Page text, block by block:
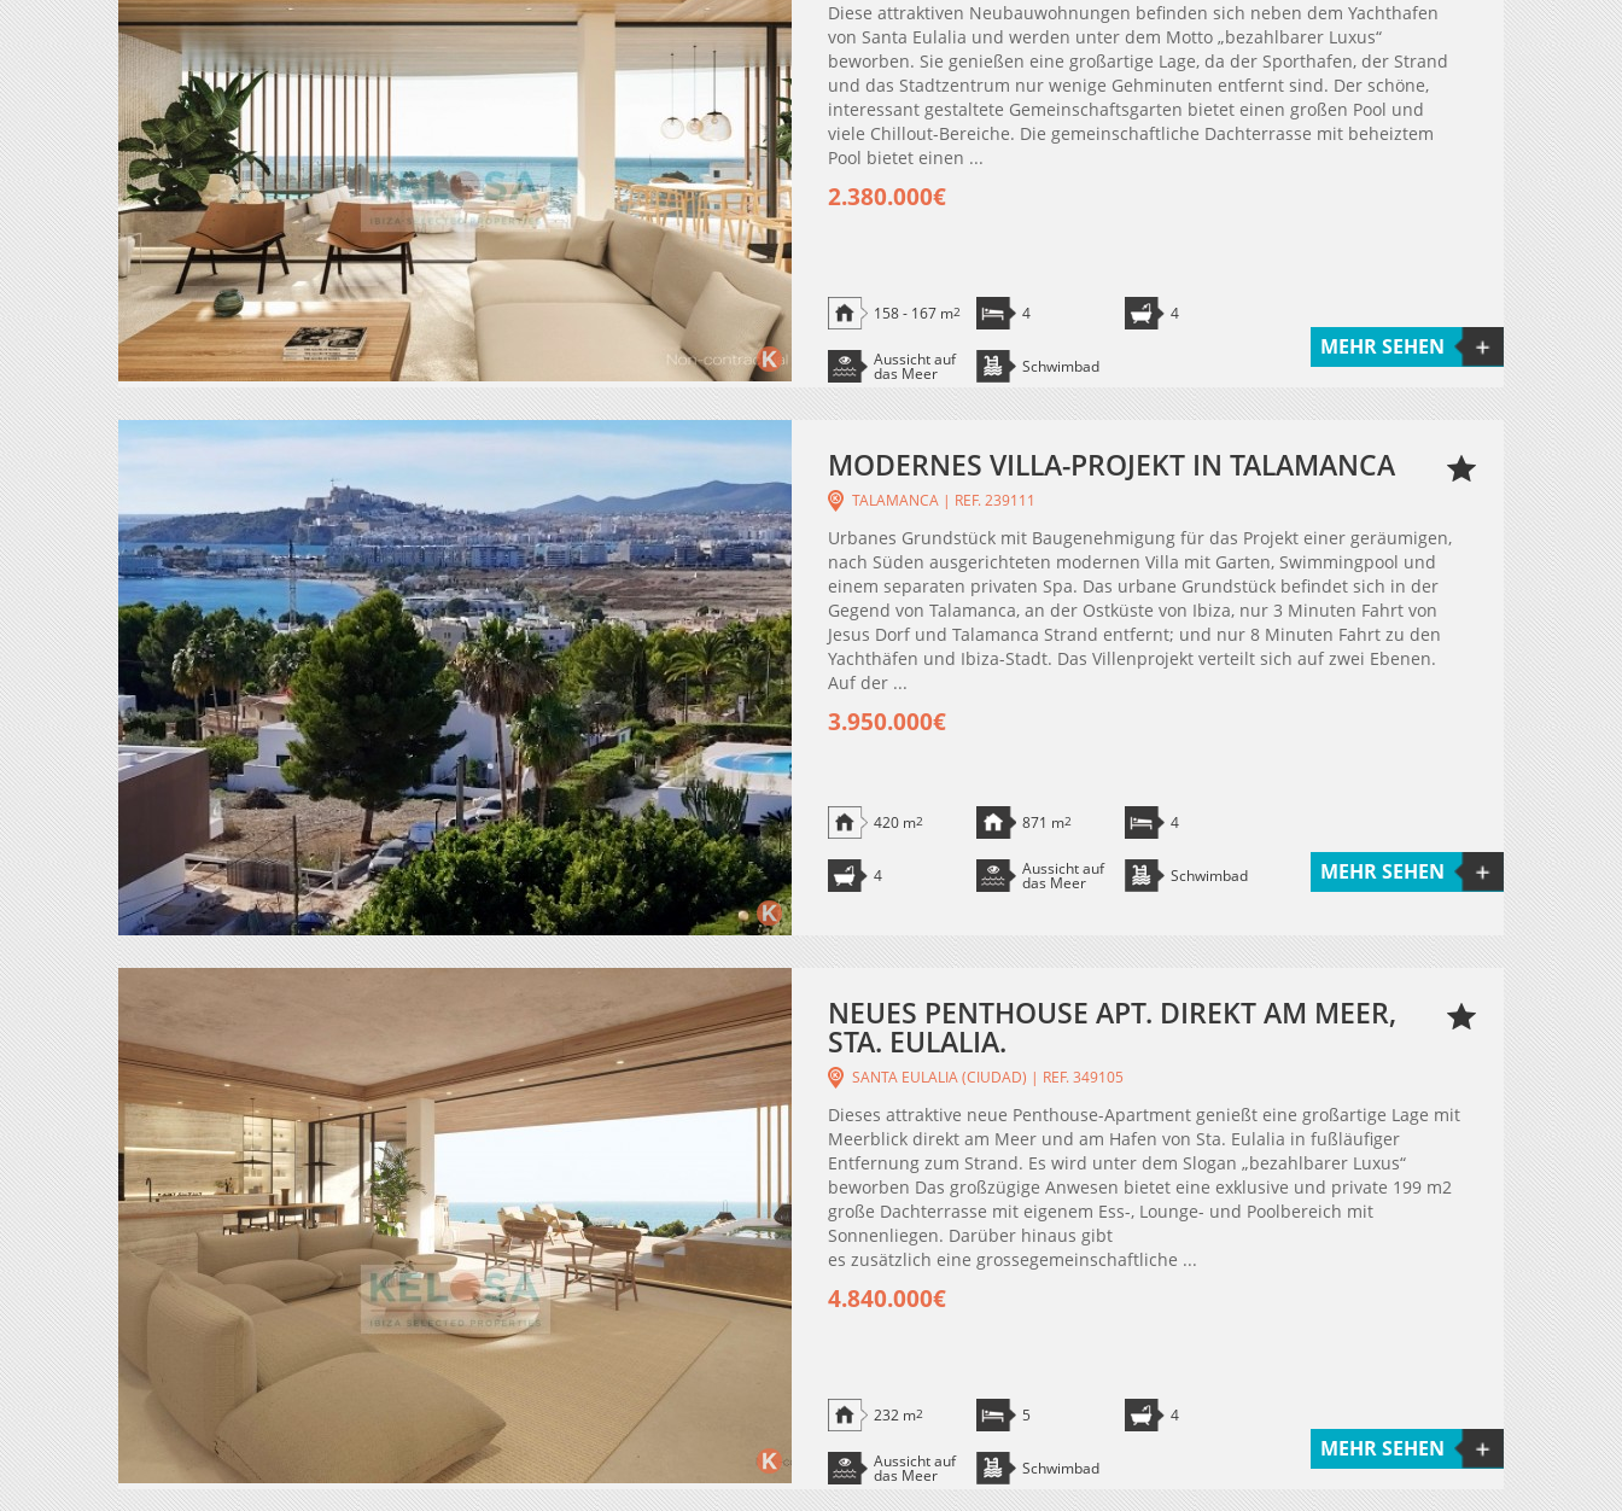
Diese attraktiven Neubauwohnungen befinden sich neben dem Yachthafen
von Santa Eulalia und werden unter dem Motto „bezahlbarer Luxus“
beworben. Sie genießen eine großartige Lage, da der Sporthafen, der Strand
und das Stadtzentrum nur wenige Gehminuten entfernt sind. Der schöne,
interessant gestaltete Gemeinschaftsgarten bietet einen großen Pool und
viele Chillout-Bereiche. Die gemeinschaftliche Dachterrasse mit beheiztem
Pool bietet einen ...
2.380.000€
158 - 167 m2 4 4
Aussicht auf
das Meer Schwimbad
MEHR SEHEN
MODERNES VILLA-PROJEKT IN TALAMANCA
TALAMANCA | REF. 239111
Urbanes Grundstück mit Baugenehmigung für das Projekt einer geräumigen,
nach Süden ausgerichteten modernen Villa mit Garten, Swimmingpool und
einem separaten privaten Spa. Das urbane Grundstück befindet sich in der
Gegend von Talamanca, an der Ostküste von Ibiza, nur 3 Minuten Fahrt von
Jesus Dorf und Talamanca Strand entfernt; und nur 8 Minuten Fahrt zu den
Yachthäfen und Ibiza-Stadt. Das Villenprojekt verteilt sich auf zwei Ebenen.
Auf der ...
3.950.000€
420 m2 871 m2 4
4 Aussicht auf
das Meer Schwimbad MEHR SEHEN
NEUES PENTHOUSE APT. DIREKT AM MEER,
STA. EULALIA.
SANTA EULALIA (CIUDAD) | REF. 349105
Dieses attraktive neue Penthouse-Apartment genießt eine großartige Lage mit
Meerblick direkt am Meer und am Hafen von Sta. Eulalia in fußläufiger
Entfernung zum Strand. Es wird unter dem Slogan „bezahlbarer Luxus“
beworben Das großzügige Anwesen bietet eine exklusive und private 199 m2
große Dachterrasse mit eigenem Ess-, Lounge- und Poolbereich mit
Sonnenliegen. Darüber hinaus gibt
es zusätzlich eine grossegemeinschaftliche ...
4.840.000€
232 m2 5 4
Aussicht auf
das Meer Schwimbad
MEHR SEHEN